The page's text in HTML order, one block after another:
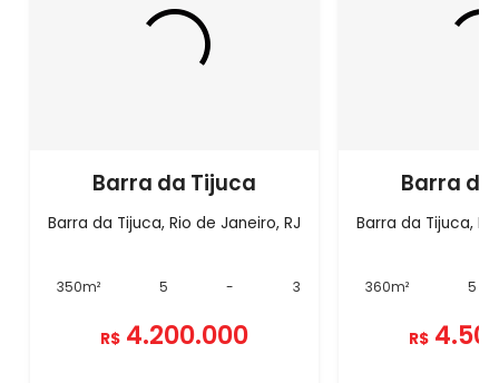
Barra da Tijuca
Barra da Tijuca, Rio de Janeiro, RJ
350m² 5 - 3
R$ 4.200.000
Barra
Barra da Tijuca,
360m² 5
R$